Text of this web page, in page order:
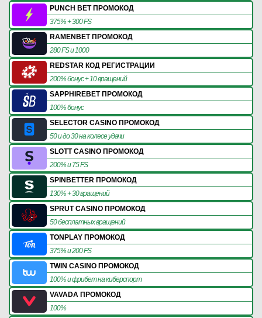
PUNCH BET ПРОМОКОД
375% + 300 FS
RAMENBET ПРОМОКОД
280 FS и 1000
REDSTAR КОД РЕГИСТРАЦИИ
200% бонус + 10 вращений
SAPPHIREBET ПРОМОКОД
100% бонус
SELECTOR CASINO ПРОМОКОД
50 и до 30 на колесе удачи
SLOTT CASINO ПРОМОКОД
200% и 75 FS
SPINBETTER ПРОМОКОД
130% + 30 вращений
SPRUT CASINO ПРОМОКОД
50 бесплатных вращений
TONPLAY ПРОМОКОД
375% и 200 FS
TWIN CASINO ПРОМОКОД
100% и фрибет на киберспорт
VAVADA ПРОМОКОД
100%